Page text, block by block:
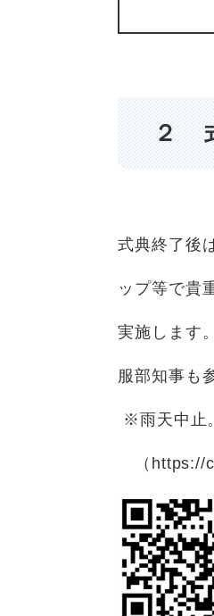
２
式典終了後
ップ等で貴
実施します。
服部知事も
※雨天中止
（https://